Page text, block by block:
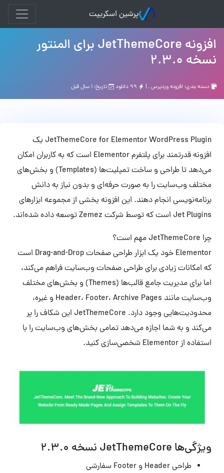
پرشین اسکریپت
افزونه JetThemeCore برای المنتور
نسخه 2.3.0
دسته بندی: افزونه وردپرس, | تاریخ: ۱ سال قبل
JetThemeCore for Elementor WordPress Plugin یک
افزونه قدرتمند برای پلتفرم Elementor است که به کاربران امکان
می‌دهد تا طراحی و ساخت تمپلیت‌ها (Templates) و بخش‌های
مختلف وب‌سایت را به صورت حرفه‌ای و بدون نیاز به دانش
برنامه‌نویسی انجام دهند. این افزونه بخشی از مجموعه ابزارهای
Jet Plugins است که توسط شرکت Zemez توسعه داده شده‌اند.
چرا JetThemeCore مهم است؟
Elementor خود یک ابزار طراحی صفحات Drag-and-Drop است
که امکانات زیادی برای طراحی صفحات وب‌سایت فراهم می‌کند،
اما برای مدیریت جامع قالب‌ها (Themes) و بخش‌های مختلف
وب‌سایت مانند Header، Footer، Archive Pages و غیره،
محدودیت‌هایی وجود دارد. JetThemeCore این شکاف را پر
می‌کند و به شما اجازه می‌دهد تمامی بخش‌های وب‌سایت را با
استفاده از Elementor شخصی‌سازی کنید.
ویژگی‌ها JetThemeCore نسخه 2.3.0
طراحی Header و Footer سفارشی